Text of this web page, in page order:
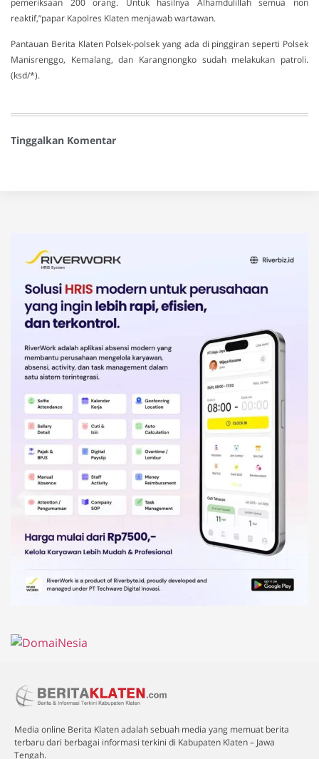
pemeriksaan 200 orang. Untuk hasilnya Alhamdulillah semua non
reaktif,”papar Kapolres Klaten menjawab wartawan.
Pantauan Berita Klaten Polsek-polsek yang ada di pinggiran seperti Polsek
Manisrenggo, Kemalang, dan Karangnongko sudah melakukan patroli.
(ksd/*).
Tinggalkan Komentar
Media online Berita Klaten adalah sebuah media yang memuat berita
terbaru dari berbagai informasi terkini di Kabupaten Klaten – Jawa
Tengah.